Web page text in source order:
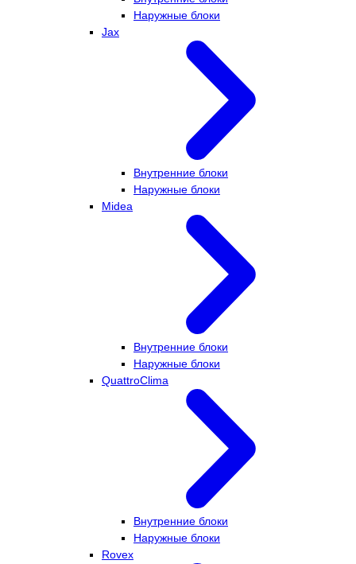
Наружные блоки
Jax
Внутренние блоки
Наружные блоки
Midea
Внутренние блоки
Наружные блоки
QuattroClima
Внутренние блоки
Наружные блоки
Rovex